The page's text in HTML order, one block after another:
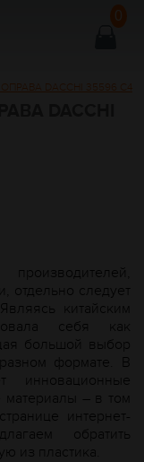
0
ОПРАВА DACCHI 35596 С4
отдельно следует
китайским
себя как
большой выбор
формате. В
инновационные
– в том
интернет-
обратить
из пластика.